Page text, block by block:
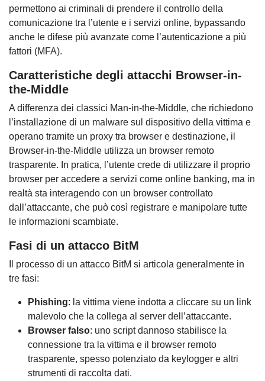
permettono ai criminali di prendere il controllo della
comunicazione tra l’utente e i servizi online, bypassando
anche le difese più avanzate come l’autenticazione a più
fattori (MFA).
Caratteristiche degli attacchi Browser-in-
the-Middle
A differenza dei classici Man-in-the-Middle, che richiedono
l’installazione di un malware sul dispositivo della vittima e
operano tramite un proxy tra browser e destinazione, il
Browser-in-the-Middle utilizza un browser remoto
trasparente. In pratica, l’utente crede di utilizzare il proprio
browser per accedere a servizi come online banking, ma in
realtà sta interagendo con un browser controllato
dall’attaccante, che può così registrare e manipolare tutte
le informazioni scambiate.
Fasi di un attacco BitM
Il processo di un attacco BitM si articola generalmente in
tre fasi:
Phishing: la vittima viene indotta a cliccare su un link
malevolo che la collega al server dell’attaccante.
Browser falso: uno script dannoso stabilisce la
connessione tra la vittima e il browser remoto
trasparente, spesso potenziato da keylogger e altri
strumenti di raccolta dati.